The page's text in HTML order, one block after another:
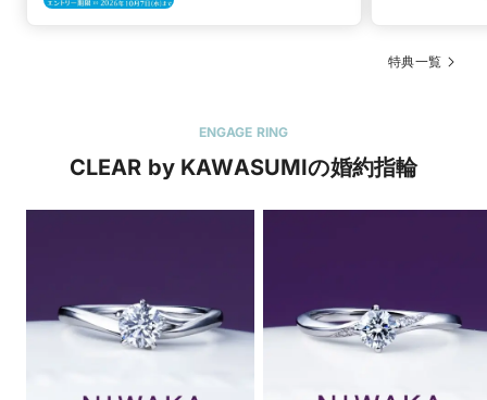
特典一覧
ENGAGE RING
CLEAR by KAWASUMIの婚約指輪